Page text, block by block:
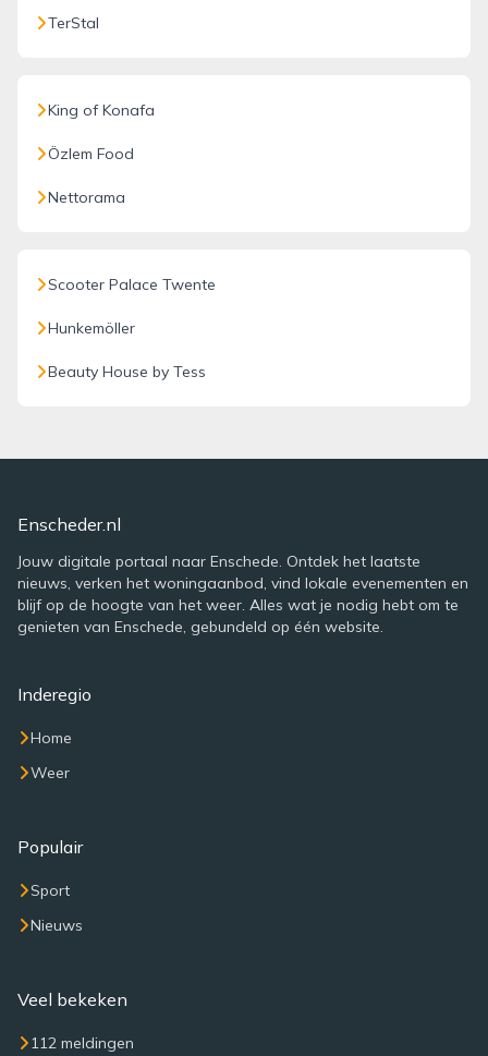
TerStal
King of Konafa
Özlem Food
Nettorama
Scooter Palace Twente
Hunkemöller
Beauty House by Tess
Enscheder.nl
Jouw digitale portaal naar Enschede. Ontdek het laatste
nieuws, verken het woningaanbod, vind lokale evenementen en
blijf op de hoogte van het weer. Alles wat je nodig hebt om te
genieten van Enschede, gebundeld op één website.
Inderegio
Home
Weer
Populair
Sport
Nieuws
Veel bekeken
112 meldingen